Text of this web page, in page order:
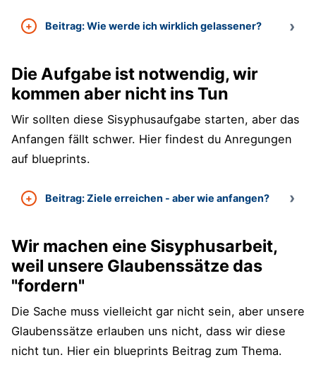
Beitrag: Wie werde ich wirklich gelassener?
Die Aufgabe ist notwendig, wir
kommen aber nicht ins Tun
Wir sollten diese Sisyphusaufgabe starten, aber das
Anfangen fällt schwer. Hier findest du Anregungen
auf blueprints.
Beitrag: Ziele erreichen - aber wie anfangen?
Wir machen eine Sisyphusarbeit,
weil unsere Glaubenssätze das
"fordern"
Die Sache muss vielleicht gar nicht sein, aber unsere
Glaubenssätze erlauben uns nicht, dass wir diese
nicht tun. Hier ein blueprints Beitrag zum Thema.